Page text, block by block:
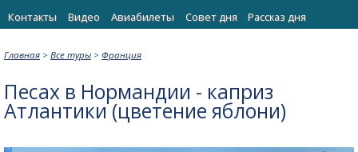
Контакты
Видео Авиабилеты Cовет дня Рассказ дня
Главная > Все туры > Франция
Песах в Нормандии - каприз
Атлантики (цветение яблони)